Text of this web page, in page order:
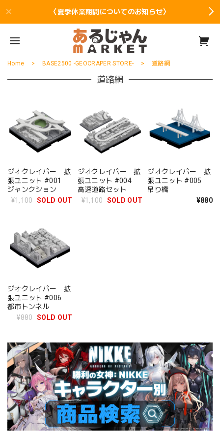
〈夏季休業期間についてのお知らせ〉
Home BASE2500 -GEOCRAPER STORE- 道路網
道路網
ジオクレイパー 拡
張ユニット #001
ジャンクション
¥1,100
SOLD OUT
ジオクレイパー 拡
張ユニット #004
高速道路セット
¥1,100
SOLD OUT
ジオクレイパー 拡
張ユニット #005
吊り橋
¥880
ジオクレイパー 拡
張ユニット #006
都市トンネル
¥880
SOLD OUT